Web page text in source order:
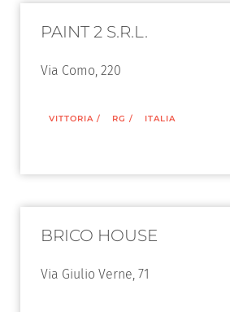
PAINT 2 S.R.L.
Via Como, 220
VITTORIA / RG / ITALIA
BRICO HOUSE
Via Giulio Verne, 71